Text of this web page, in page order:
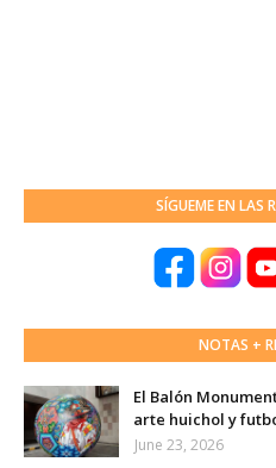
SÍGUEME EN LAS
NOTAS +
El Balón
arte huichol y
June 23, 2026